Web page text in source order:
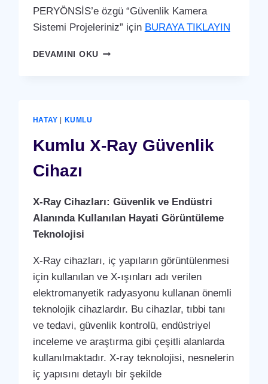
PERYÖNSİS’e özgü “Güvenlik Kamera
Sistemi Projeleriniz” için BURAYA TIKLAYIN
DEVAMINI OKUKUMLU
HATAY KUMLU
Kumlu X-Ray Güvenlik
Cihazı
X-Ray Cihazları: Güvenlik ve Endüstri
Alanında Kullanılan Hayati Görüntüleme
Teknolojisi
X-Ray cihazları, iç yapıların görüntülenmesi
için kullanılan ve X-ışınları adı verilen
elektromanyetik radyasyonu kullanan önemli
teknolojik cihazlardır. Bu cihazlar, tıbbi tanı
ve tedavi, güvenlik kontrolü, endüstriyel
inceleme ve araştırma gibi çeşitli alanlarda
kullanılmaktadır. X-ray teknolojisi, nesnelerin
iç yapısını detaylı bir şekilde